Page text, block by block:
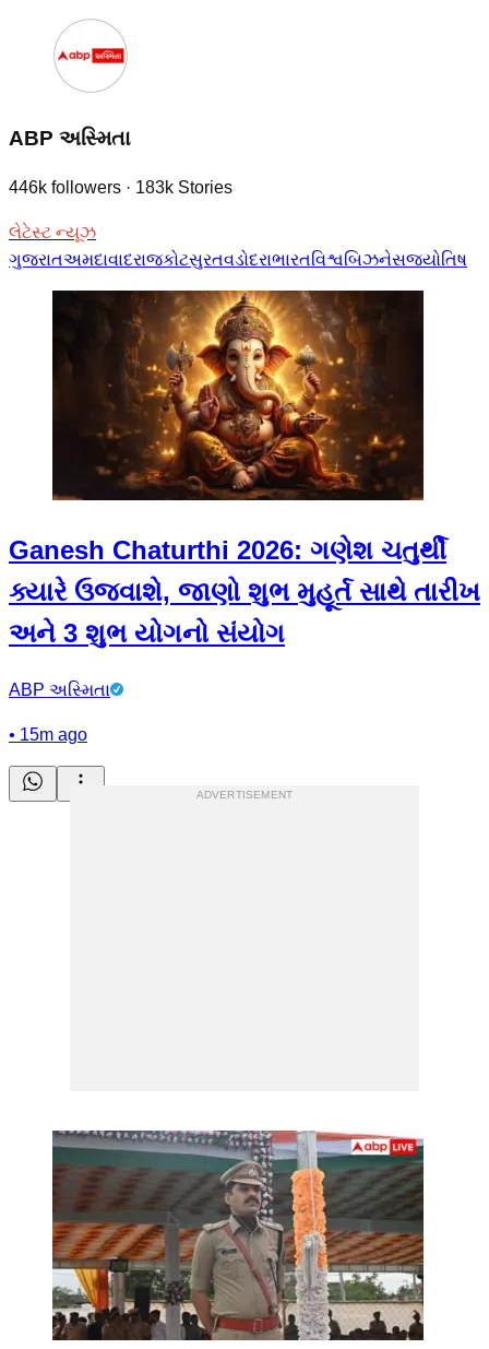
ABP અસ્મિતા
446k followers · 183k Stories
લેટેસ્ટ ન્યૂઝ
ગુજરાતઅમદાવાદરાજકોટસુરતવડોદરાભારતવિશ્વબિઝનેસજ્યોતિષ
Ganesh Chaturthi 2026: ગણેશ ચતુર્થી
ક્યારે ઉજવાશે, જાણો શુભ મુહૂર્ત સાથે તારીખ
અને 3 શુભ યોગનો સંયોગ
ABP અસ્મિતા
• 15m ago
ADVERTISEMENT